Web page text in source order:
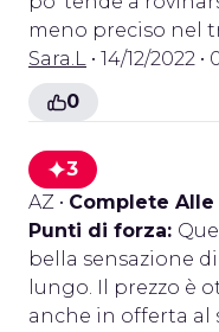
meno preciso nel
Sara.L • 14/12/2022 •
0
3
AZ • Complete Alle
Punti di forza:
bella sensazione
lungo. Il prezzo è
anche in offerta al